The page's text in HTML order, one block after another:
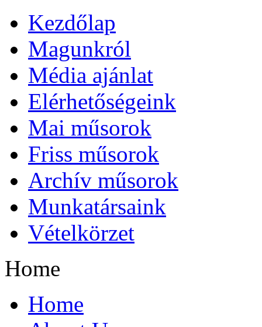
Kezdőlap
Magunkról
Média ajánlat
Elérhetőségeink
Mai műsorok
Friss műsorok
Archív műsorok
Munkatársaink
Vételkörzet
Home
Home